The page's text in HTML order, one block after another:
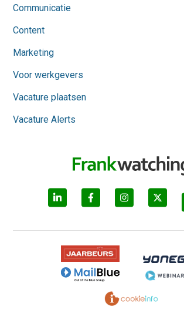
Communicatie
Content
Marketing
Voor werkgevers
Vacature plaatsen
Vacature Alerts